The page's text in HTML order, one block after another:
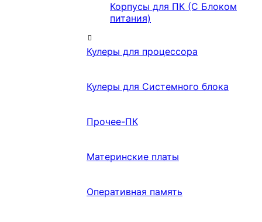
Корпусы для ПК (С Блоком
питания)
Кулеры для процессора
Кулеры для Системного блока
Прочее-ПК
Материнские платы
Оперативная память